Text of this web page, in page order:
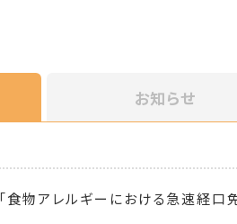
お知らせ
「食物アレルギーにおける急速経